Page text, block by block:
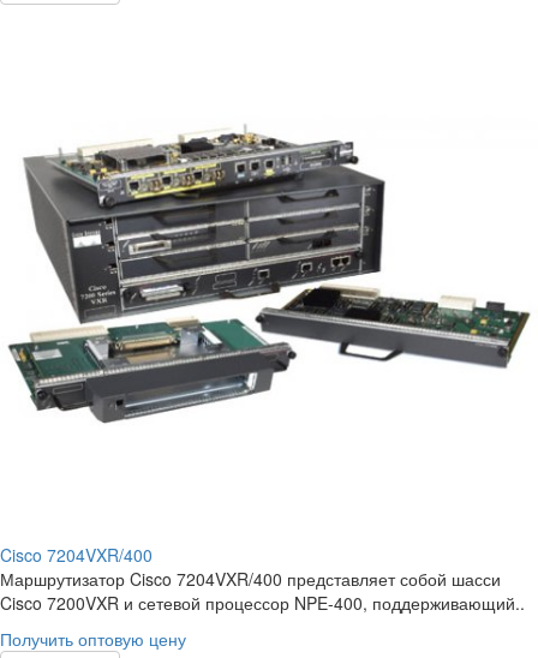
Cisco 7204VXR/400
Маршрутизатор Cisco 7204VXR/400 представляет собой шасси
Cisco 7200VXR и сетевой процессор NPE-400, поддерживающий..
Получить оптовую цену